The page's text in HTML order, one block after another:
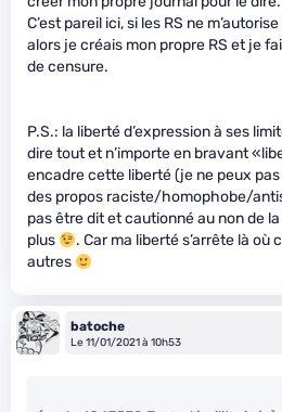
C’est pareil ici, si les RS ne
alors je créais mon propre RS et je
de censure.
P.S.: la liberté d’expression à ses
dire tout et n’importe en bravant
encadre cette liberté (je ne peux pas
des propos raciste/homophobe/
pas être dit et cautionné au non de
plus
. Car ma liberté s’arrête là où
autres
batoche
Le 11/01/2021 à 10h53